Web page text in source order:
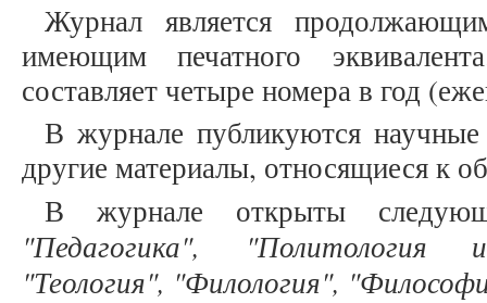
Журнал является
имеющим печатного
составляет четыре номера в год
В журнале публикуются
другие материалы, относящиеся к
В журнале открыты
"Педагогика", "Политология
"Теология", "Филология",